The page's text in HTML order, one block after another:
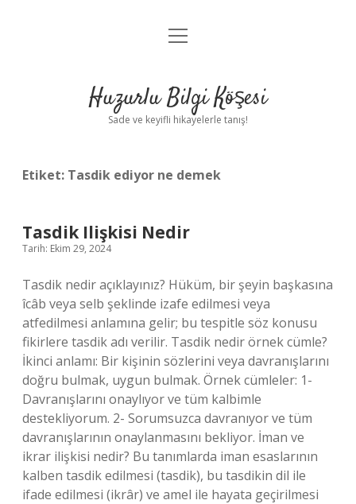
Anasayfa
Yasal Uyarı
menüyü
Huzurlu Bilgi Köşesi
Sade ve keyifli hikayelerle tanış!
Etiket: Tasdik ediyor ne demek
Tasdik Ilişkisi Nedir
Tarih: Ekim 29, 2024
Tasdik nedir açıklayınız? Hüküm, bir şeyin başkasına
îcâb veya selb şeklinde izafe edilmesi veya
atfedilmesi anlamına gelir; bu tespitle söz konusu
fikirlere tasdik adı verilir. Tasdik nedir örnek cümle?
İkinci anlamı: Bir kişinin sözlerini veya davranışlarını
doğru bulmak, uygun bulmak. Örnek cümleler: 1-
Davranışlarını onaylıyor ve tüm kalbimle
destekliyorum. 2- Sorumsuzca davranıyor ve tüm
davranışlarının onaylanmasını bekliyor. İman ve
ikrar ilişkisi nedir? Bu tanımlarda iman esaslarının
kalben tasdik edilmesi (tasdik), bu tasdikin dil ile
ifade edilmesi (ikrâr) ve amel ile hayata geçirilmesi